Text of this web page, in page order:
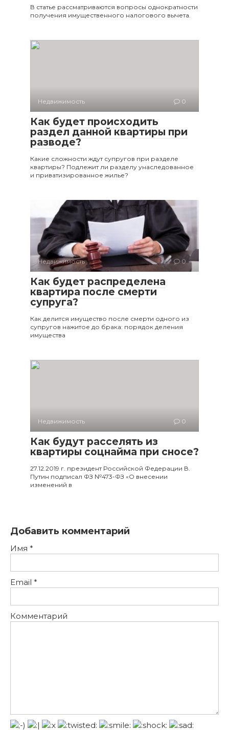
В статье рассматриваются вопросы однократности
получения имущественного налогового вычета.
Недвижимость 0
Как будет происходить
раздел данной квартиры при
разводе?
Какие сложности ждут супругов при разделе
квартиры? Подлежит ли разделу унаследованное
и приватизированное жилье?
Недвижимость 0
Как будет распределена
квартира после смерти
супруга?
Как делится имущество после смерти одного из
супругов нажитое до брака: порядок деления
имущества
Недвижимость 0
Как будут расселять из
квартиры соцнайма при сносе?
27.12.2019 г. президент Российской Федерации В.
Путин подписал ФЗ №473-ФЗ «О внесении
изменений в
Добавить комментарий
Имя *
Email *
Комментарий